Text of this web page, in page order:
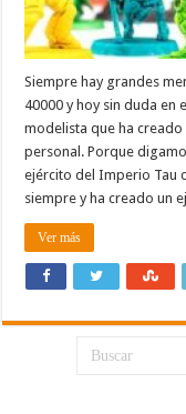
Siempre hay grandes
40000 y hoy sin duda en
modelista que ha
personal. Porque
ejército del Imperio Tau
siempre y ha creado un
Ver más